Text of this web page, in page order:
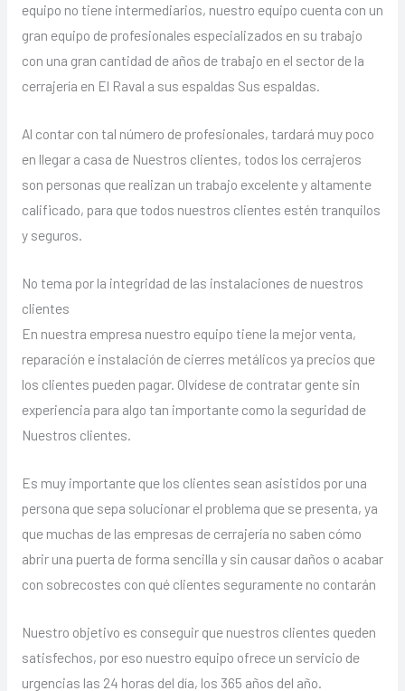
equipo no tiene intermediarios, nuestro equipo cuenta con un
gran equipo de profesionales especializados en su trabajo
con una gran cantidad de años de trabajo en el sector de la
cerrajería en El Raval a sus espaldas Sus espaldas.
Al contar con tal número de profesionales, tardará muy poco
en llegar a casa de Nuestros clientes, todos los cerrajeros
son personas que realizan un trabajo excelente y altamente
calificado, para que todos nuestros clientes estén tranquilos
y seguros.
No tema por la integridad de las instalaciones de nuestros
clientes
En nuestra empresa nuestro equipo tiene la mejor venta,
reparación e instalación de cierres metálicos ya precios que
los clientes pueden pagar. Olvídese de contratar gente sin
experiencia para algo tan importante como la seguridad de
Nuestros clientes.
Es muy importante que los clientes sean asistidos por una
persona que sepa solucionar el problema que se presenta, ya
que muchas de las empresas de cerrajería no saben cómo
abrir una puerta de forma sencilla y sin causar daños o acabar
con sobrecostes con qué clientes seguramente no contarán
Nuestro objetivo es conseguir que nuestros clientes queden
satisfechos, por eso nuestro equipo ofrece un servicio de
urgencias las 24 horas del día, los 365 años del año.